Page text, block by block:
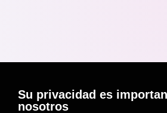
Su privacidad es
nosotros